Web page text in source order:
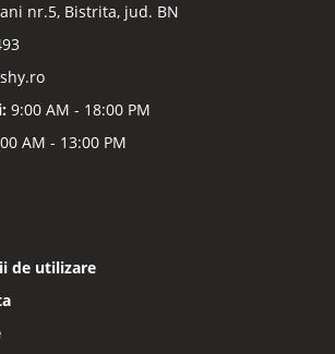
nr.5, Bistrita, jud. BN
9:00 AM - 18:00 PM
AM - 13:00 PM
de utilizare